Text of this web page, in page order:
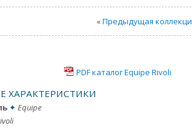
«Предыдущая
PDF каталог Equipe Rivoli
ХАРАКТЕРИСТИКИ
✦ Equipe